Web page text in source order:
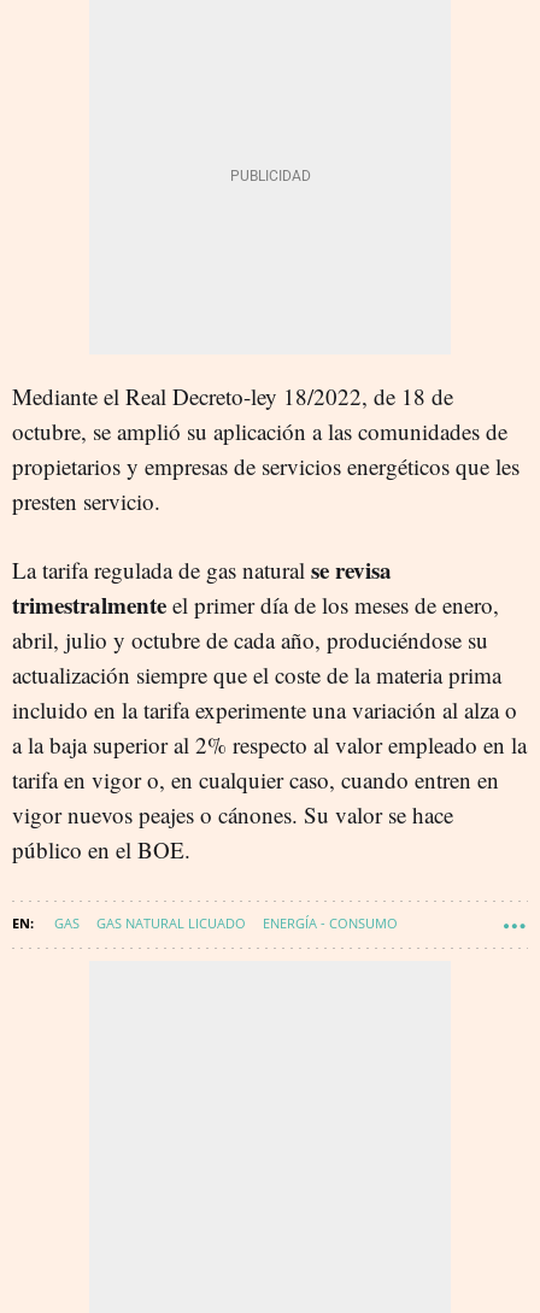
Mediante el Real Decreto-ley 18/2022, de 18 de
octubre, se amplió su aplicación a las comunidades de
propietarios y empresas de servicios energéticos que les
presten servicio.
La tarifa regulada de gas natural se revisa
trimestralmente el primer día de los meses de enero,
abril, julio y octubre de cada año, produciéndose su
actualización siempre que el coste de la materia prima
incluido en la tarifa experimente una variación al alza o
a la baja superior al 2% respecto al valor empleado en la
tarifa en vigor o, en cualquier caso, cuando entren en
vigor nuevos peajes o cánones. Su valor se hace
público en el BOE.
GAS GAS NATURAL LICUADO ENERGÍA - CONSUMO